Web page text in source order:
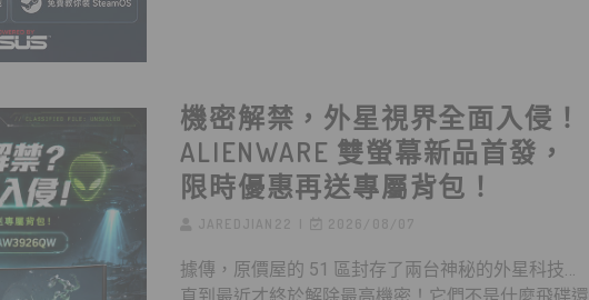
機密解禁，外星視界全面入侵！
ALIENWARE 雙螢幕新品首發，
限時優惠再送專屬背包！
據傳，原價屋的 51 區封存了兩台神秘的外星科技…